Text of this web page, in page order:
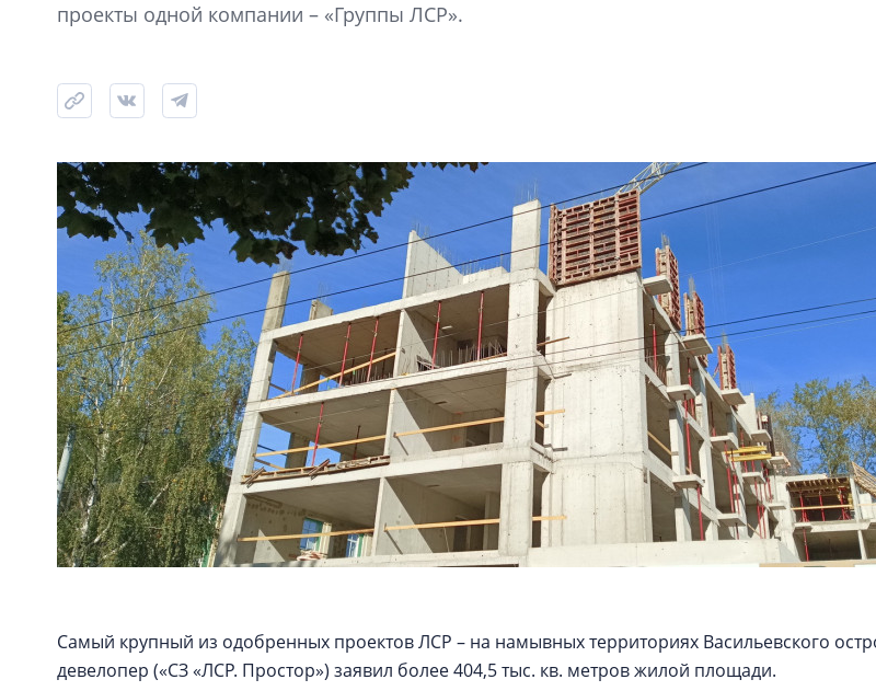
проекты одной компании – «Группы ЛСР».
Самый крупный из одобренных проектов ЛСР – на намывных территориях Васильевского
девелопер («СЗ «ЛСР. Простор») заявил более 404,5 тыс. кв. метров жилой площади.